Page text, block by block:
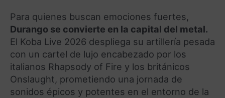
Para quienes buscan emociones fuertes,
Durango se convierte en la capital del metal.
El Koba Live 2026 despliega su artillería pesada
con un cartel de lujo encabezado por los
italianos Rhapsody of Fire y los británicos
Onslaught, prometiendo una jornada de
sonidos épicos y potentes en el entorno de la